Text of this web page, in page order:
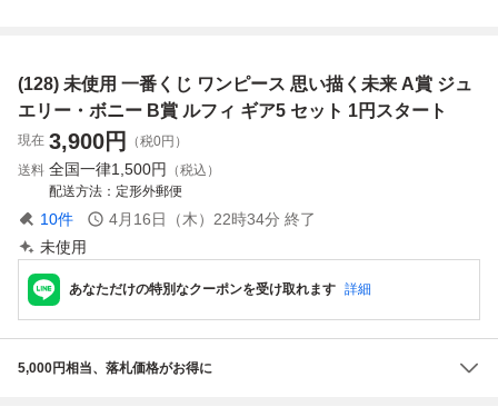
ERLISE EXPIECE
フィギュア
ット 開封済み 箱
なし
種 ☆現状未使用
品
(128) 未使用 一番くじ ワンピース 思い描く未来 A賞 ジュ
エリー・ボニー B賞 ルフィ ギア5 セット 1円スタート
現在 3,900円
（税0円）
送料 全国一律1,500円
（税込）
配送方法
定形外郵便
10件 4月16日（木）22時34分 終了
未使用
あなただけの特別なクーポンを受け取れます 詳細
5,000円相当、落札価格がお得に